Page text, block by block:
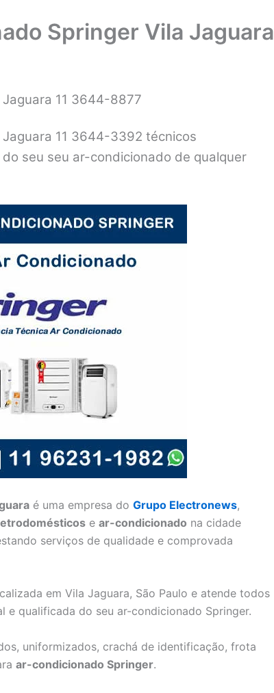
Springer Vila Jaguara
11 3644-8877
11 3644-3392 técnicos
seu seu ar-condicionado de qualquer
é uma empresa do Grupo Electronews,
e ar-condicionado na cidade
serviços de qualidade e comprovada
em Vila Jaguara, São Paulo e atende todos
e qualificada do seu ar-condicionado Springer.
uniformizados, crachá de identificação, frota
ar-condicionado Springer.